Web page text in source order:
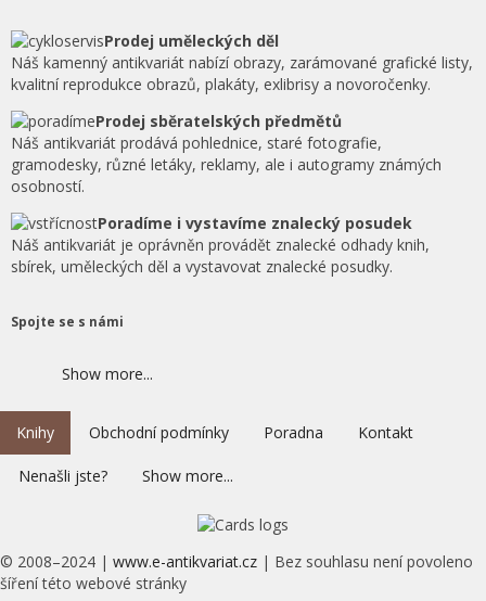
Prodej uměleckých děl
Náš kamenný antikvariát nabízí obrazy, zarámované grafické listy,
kvalitní reprodukce obrazů, plakáty, exlibrisy a novoročenky.
Prodej sběratelských předmětů
Náš antikvariát prodává pohlednice, staré fotografie,
gramodesky, různé letáky, reklamy, ale i autogramy známých
osobností.
Poradíme i vystavíme znalecký posudek
Náš antikvariát je oprávněn provádět znalecké odhady knih,
sbírek, uměleckých děl a vystavovat znalecké posudky.
Spojte se s námi
Show more...
Knihy Obchodní podmínky Poradna Kontakt
Nenašli jste? Show more...
© 2008–2024 | www.e-antikvariat.cz | Bez souhlasu není povoleno
šíření této webové stránky